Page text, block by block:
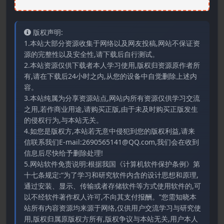
版权声明:
1.本站大部分资源收集于网络以及网友投稿,网站不保证资
源的完整性以及安全性,请下载后自行测试。
2.本站资源仅供下载者本人学习使用,版权归资源原作者所
有,请在下载后24小时之内,从您的设备中自觉删除上述内
容。
3.本站纯属为分享资源站点,网站内所有资源仅供学习交流
之用,若作商业用途,请购买正版,由于未及时购买正版发生
的侵权行为,与本站无关。
4.如您是版权方,本站若无意中侵犯到您的版权利益,请来
信联系我们E-mail:2690565141@QQ.com,我们会在收到
信息后尽快给予删除处理!
5.网站软件免责说明:根据我国《计算机软件保护条例》第
十七条规定:“为了学习和研究软件内含的设计思想和原理,
通过安装、显示、传输或者存储软件等方式使用软件的,可
以不经软件著作权人许可,不向其支付报酬。”您需知晓本
站所有内容资源均来源于网络,仅供用户交流学习与研究使
用,版权归属原版权方所有,版权争议与本站无关,用户本人